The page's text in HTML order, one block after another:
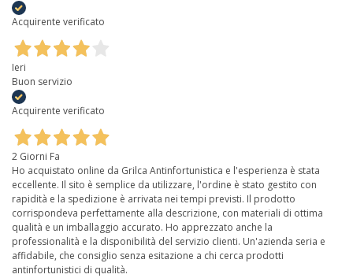
Acquirente verificato
Ieri
Buon servizio
Acquirente verificato
2 Giorni Fa
Ho acquistato online da Grilca Antinfortunistica e l'esperienza è stata
eccellente. Il sito è semplice da utilizzare, l'ordine è stato gestito con
rapidità e la spedizione è arrivata nei tempi previsti. Il prodotto
corrispondeva perfettamente alla descrizione, con materiali di ottima
qualità e un imballaggio accurato. Ho apprezzato anche la
professionalità e la disponibilità del servizio clienti. Un'azienda seria e
affidabile, che consiglio senza esitazione a chi cerca prodotti
antinfortunistici di qualità.